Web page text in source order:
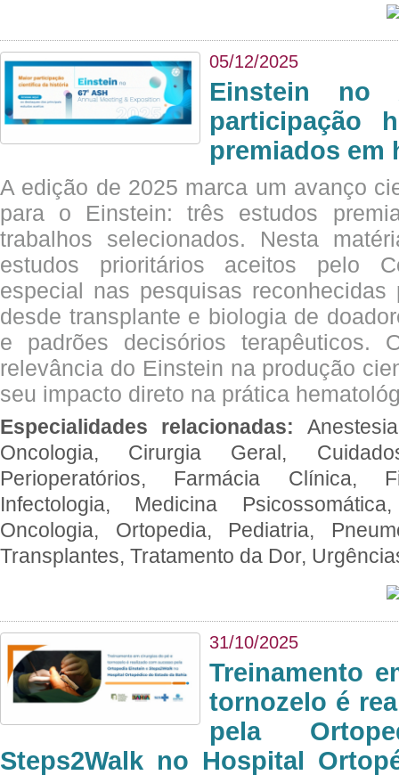
05/12/2025
Einstein no
participação
premiados em
A edição de 2025 marca um avanço
para o Einstein: três estudos
trabalhos selecionados. Nesta
estudos prioritários aceitos pelo
especial nas pesquisas
desde transplante e biologia de
e padrões decisórios terapêuticos.
relevância do Einstein na produção
seu impacto direto na prática
Especialidades relacionadas:
Oncologia, Cirurgia Geral,
Perioperatórios, Farmácia Clínica,
Infectologia, Medicina
Oncologia, Ortopedia, Pediatria,
Transplantes, Tratamento da Dor,
31/10/2025
Treinamento
tornozelo é
pela
Steps2Walk no Hospital